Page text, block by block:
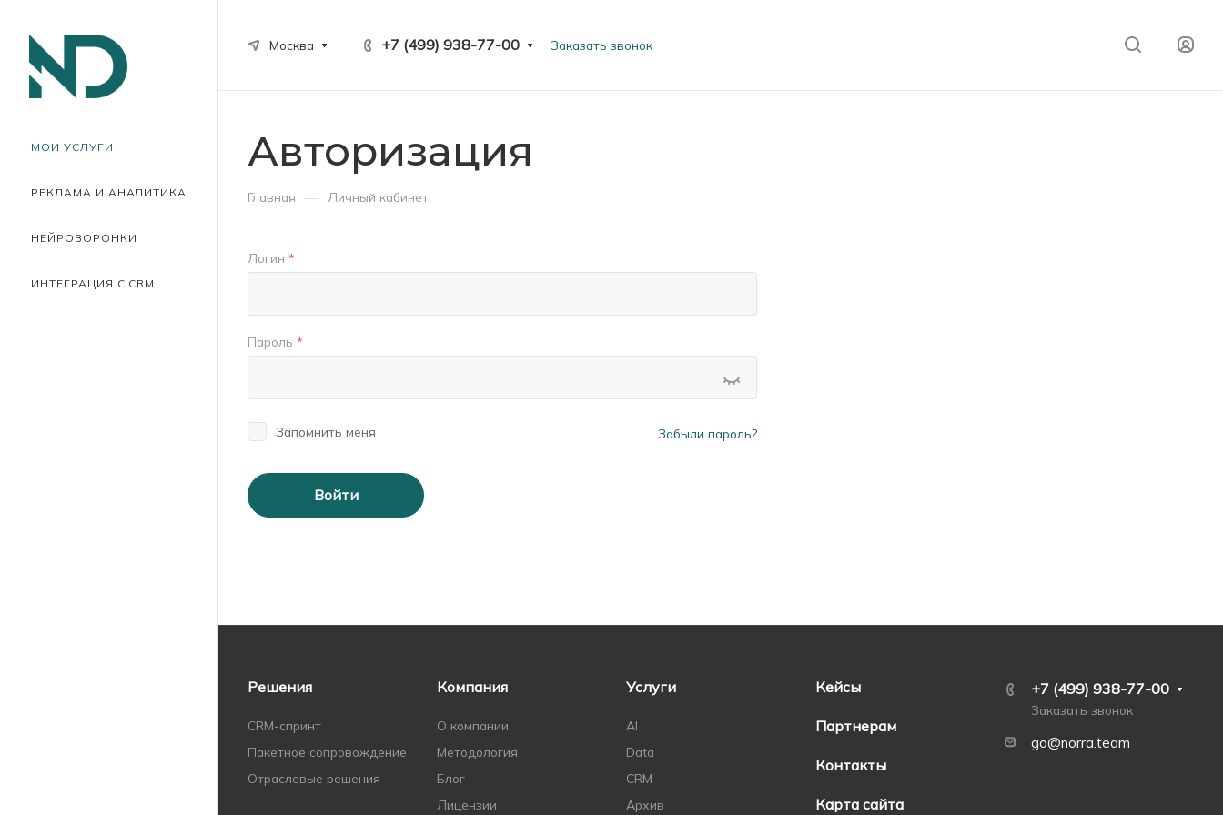
Москва +7 (499) 938-77-00 Заказать звонок
МОИ УСЛУГИ
РЕКЛАМА И АНАЛИТИКА
НЕЙРОВОРОНКИ
ИНТЕГРАЦИЯ С CRM
Авторизация
Главная — Личный кабинет
Логин *
Пароль *
Запомнить меня Забыли пароль?
Войти
Решения
CRM-спринт
Пакетное сопровождение
Отраслевые решения
Компания
О компании
Методология
Блог
Лицензии
Услуги
AI
Data
CRM
Архив
Кейсы
Партнерам
Контакты
Карта сайта
+7 (499) 938-77-00
Заказать звонок
go@norra.team